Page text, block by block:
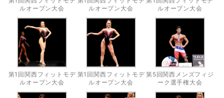
ルオープン大会
ルオープン大会
ルオープン大会
第1回関西フィットモデ
ルオープン大会
第1回関西フィットモデ
ルオープン大会
第5回関西メンズフィジ
ーク選手権大会